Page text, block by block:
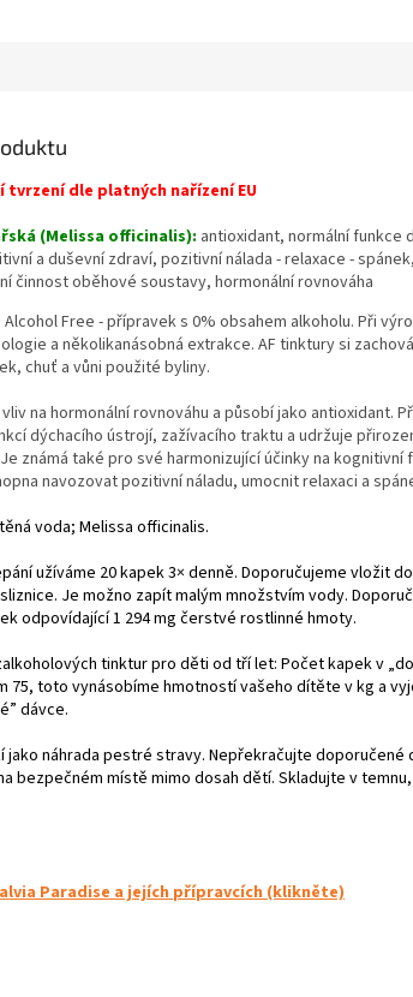
tvrzení dle platných nařízení EU
(Melissa officinalis): antioxidant, normální funkce
a duševní zdraví, pozitivní nálada - relaxace -
činnost oběhové soustavy, hormonální rovnováha
Alcohol Free - přípravek s 0% obsahem alkoholu. Při
a několikanásobná extrakce. AF tinktury si
chuť a vůni použité byliny.
na hormonální rovnováhu a působí jako antioxidant.
dýchacího ústrojí, zažívacího traktu a udržuje
známá také pro své harmonizující účinky na kognitivní
navozovat pozitivní náladu, umocnit relaxaci a
voda; Melissa officinalis.
užíváme 20 kapek 3× denně. Doporučujeme vložit
Je možno zapít malým množstvím vody.
odpovídající 1 294 mg čerstvé rostlinné hmoty.
tinktur pro děti od tří let: Počet kapek v
75, toto vynásobíme hmotností vašeho dítěte v kg a
dávce.
jako náhrada pestré stravy. Nepřekračujte doporučené
bezpečném místě mimo dosah dětí. Skladujte v temnu,
Paradise a jejích přípravcích (klikněte)